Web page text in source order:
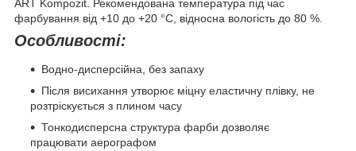
ART Kompozit. Рекомендована температура під час
фарбування від +10 до +20 °С, відносна вологість до 80 %.
Особливості:
Водно-дисперсійна, без запаху
Після висихання утворює міцну еластичну плівку, не
розтріскується з плином часу
Тонкодисперсна структура фарби дозволяє
працювати аерографом